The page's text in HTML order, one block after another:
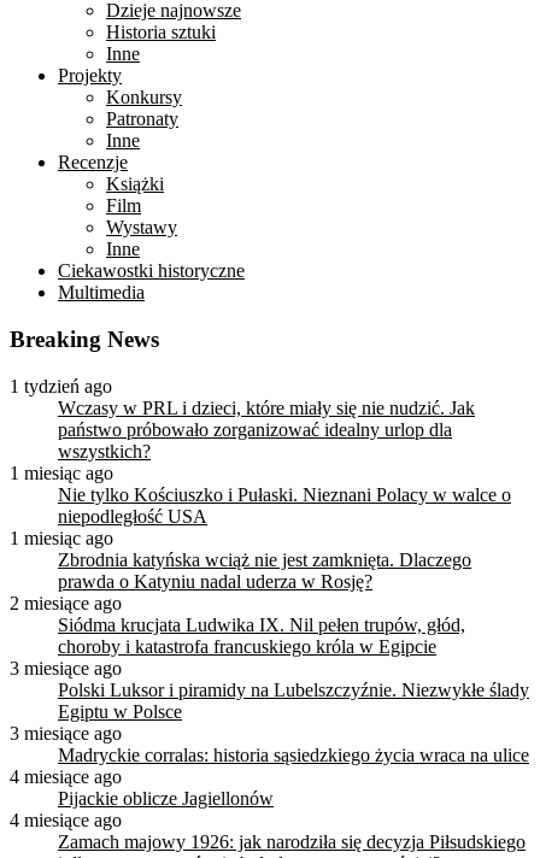
Dzieje najnowsze
Historia sztuki
Inne
Projekty
Konkursy
Patronaty
Inne
Recenzje
Książki
Film
Wystawy
Inne
Ciekawostki historyczne
Multimedia
Breaking News
1 tydzień ago
Wczasy w PRL i dzieci, które miały się nie nudzić. Jak
państwo próbowało zorganizować idealny urlop dla
wszystkich?
1 miesiąc ago
Nie tylko Kościuszko i Pułaski. Nieznani Polacy w walce o
niepodległość USA
1 miesiąc ago
Zbrodnia katyńska wciąż nie jest zamknięta. Dlaczego
prawda o Katyniu nadal uderza w Rosję?
2 miesiące ago
Siódma krucjata Ludwika IX. Nil pełen trupów, głód,
choroby i katastrofa francuskiego króla w Egipcie
3 miesiące ago
Polski Luksor i piramidy na Lubelszczyźnie. Niezwykłe ślady
Egiptu w Polsce
3 miesiące ago
Madryckie corralas: historia sąsiedzkiego życia wraca na ulice
4 miesiące ago
Pijackie oblicze Jagiellonów
4 miesiące ago
Zamach majowy 1926: jak narodziła się decyzja Piłsudskiego